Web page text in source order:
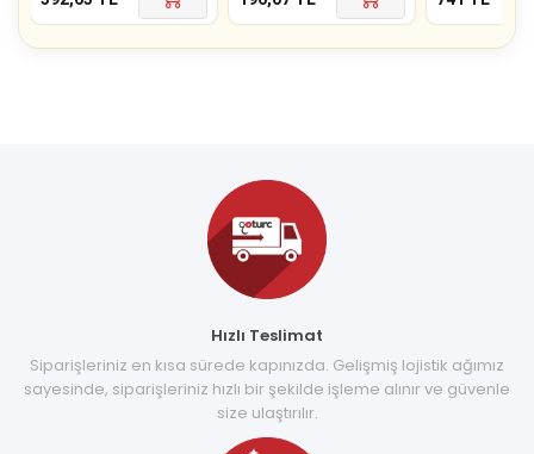
Hızlı Teslimat
Siparişleriniz en kısa sürede kapınızda. Gelişmiş lojistik ağımız
sayesinde, siparişleriniz hızlı bir şekilde işleme alınır ve güvenle
size ulaştırılır.